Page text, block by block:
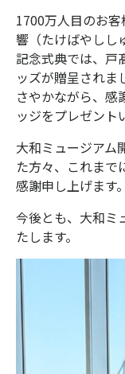
1700万人目のお
響（たけばやしし
記念式典では、戸
ッズが贈呈されま
さやかながら、感
ッジをプレゼント
大和ミュージアム
た方々、これまで
感謝申し上げます。
今後とも、大和ミ
たします。